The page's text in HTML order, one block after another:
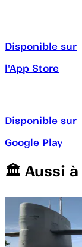
Disponible sur
l'App Store
Disponible sur
Google Play
🏛️️ Aussi à